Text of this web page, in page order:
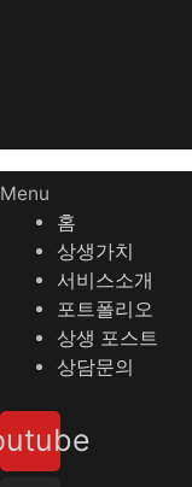
Menu
홈
상생가치
서비스소개
포트폴리오
상생 포스트
상담문의